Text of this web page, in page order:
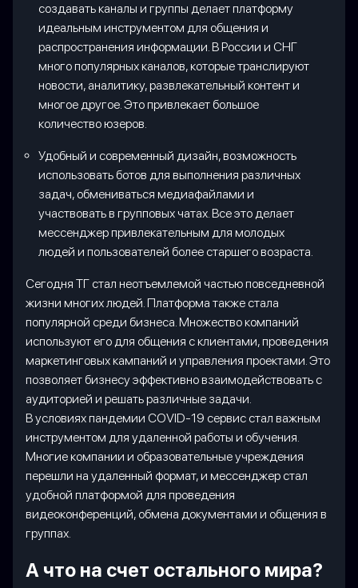
создавать каналы и группы делает платформу
идеальным инструментом для общения и
распространения информации. В России и СНГ
много популярных каналов, которые транслируют
новости, аналитику, развлекательный контент и
многое другое. Это привлекает большое
количество юзеров.
Удобный и современный дизайн, возможность
использовать ботов для выполнения различных
задач, обмениваться медиафайлами и
участвовать в групповых чатах. Все это делает
мессенджер привлекательным для молодых
людей и пользователей более старшего возраста.
Сегодня ТГ стал неотъемлемой частью повседневной
жизни многих людей. Платформа также стала
популярной среди бизнеса. Множество компаний
используют его для общения с клиентами, проведения
маркетинговых кампаний и управления проектами. Это
позволяет бизнесу эффективно взаимодействовать с
аудиторией и решать различные задачи.
В условиях пандемии COVID-19 сервис стал важным
инструментом для удаленной работы и обучения.
Многие компании и образовательные учреждения
перешли на удаленный формат, и мессенджер стал
удобной платформой для проведения
видеоконференций, обмена документами и общения в
группах.
А что на счет остального мира?